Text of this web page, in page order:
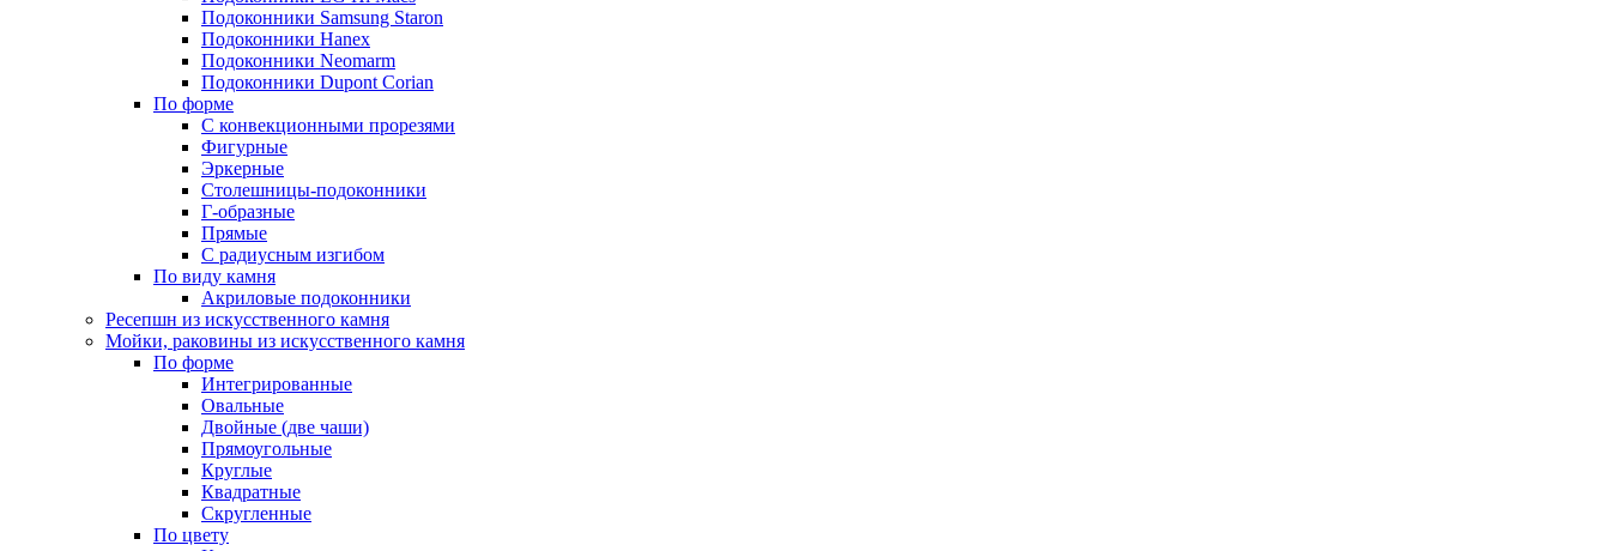
Подоконники Samsung Staron
Подоконники Hanex
Подоконники Neomarm
Подоконники Dupont Corian
По форме
С конвекционными прорезями
Фигурные
Эркерные
Столешницы-подоконники
Г-образные
Прямые
С радиусным изгибом
По виду камня
Акриловые подоконники
Ресепшн из искусственного камня
Мойки, раковины из искусственного камня
По форме
Интегрированные
Овальные
Двойные (две чаши)
Прямоугольные
Круглые
Квадратные
Скругленные
По цвету